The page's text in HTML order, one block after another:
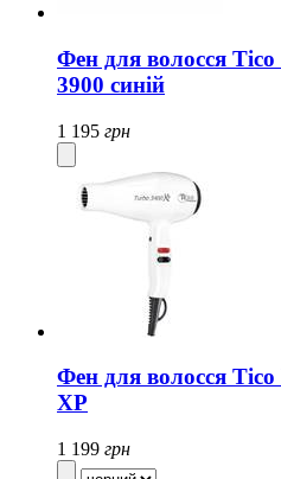
Фен для волосся
3900 синій
1 195 грн
Фен для волосся
XP
1 199 грн